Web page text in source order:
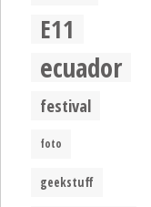
E11
ecuador
festival
foto
geekstuff